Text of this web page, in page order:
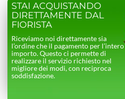
STAI ACQUISTANDO
DIRETTAMENTE DAL
FIORISTA
Riceviamo noi direttamente sia
l’ordine che il pagamento per l’intero
importo. Questo ci permette di
realizzare il servizio richiesto nel
migliore dei modi, con reciproca
soddisfazione.